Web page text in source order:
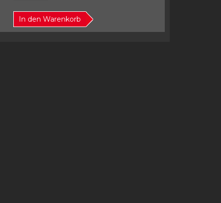
In den Warenkorb